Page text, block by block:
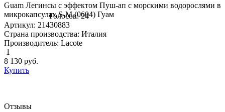
Guam Легинсы с эффектом Пуш-ап с морскими водорослями в
микрокапсулах S-M (0604) Гуам
Голосов: 24
Артикул: 21430883
Страна производства: Италия
Производитель: Lacote
1
8 130 руб.
Купить
Отзывы